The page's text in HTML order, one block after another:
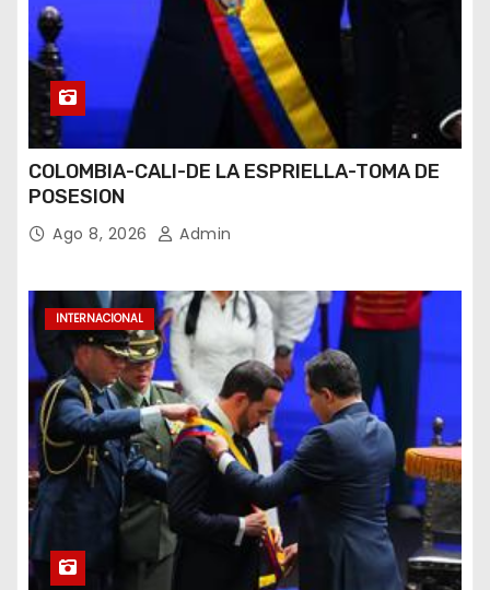
COLOMBIA-CALI-DE LA ESPRIELLA-TOMA DE
POSESION
Ago 8, 2026 Admin
INTERNACIONAL